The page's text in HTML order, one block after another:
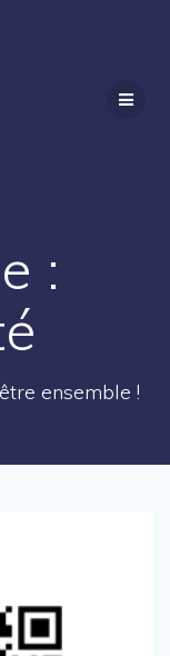
:
ensemble !